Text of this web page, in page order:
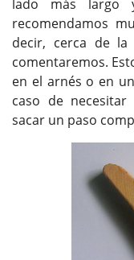
lado más largo
recomendamos
decir, cerca de
comentaremos.
en el arnés o en
caso de
sacar un paso